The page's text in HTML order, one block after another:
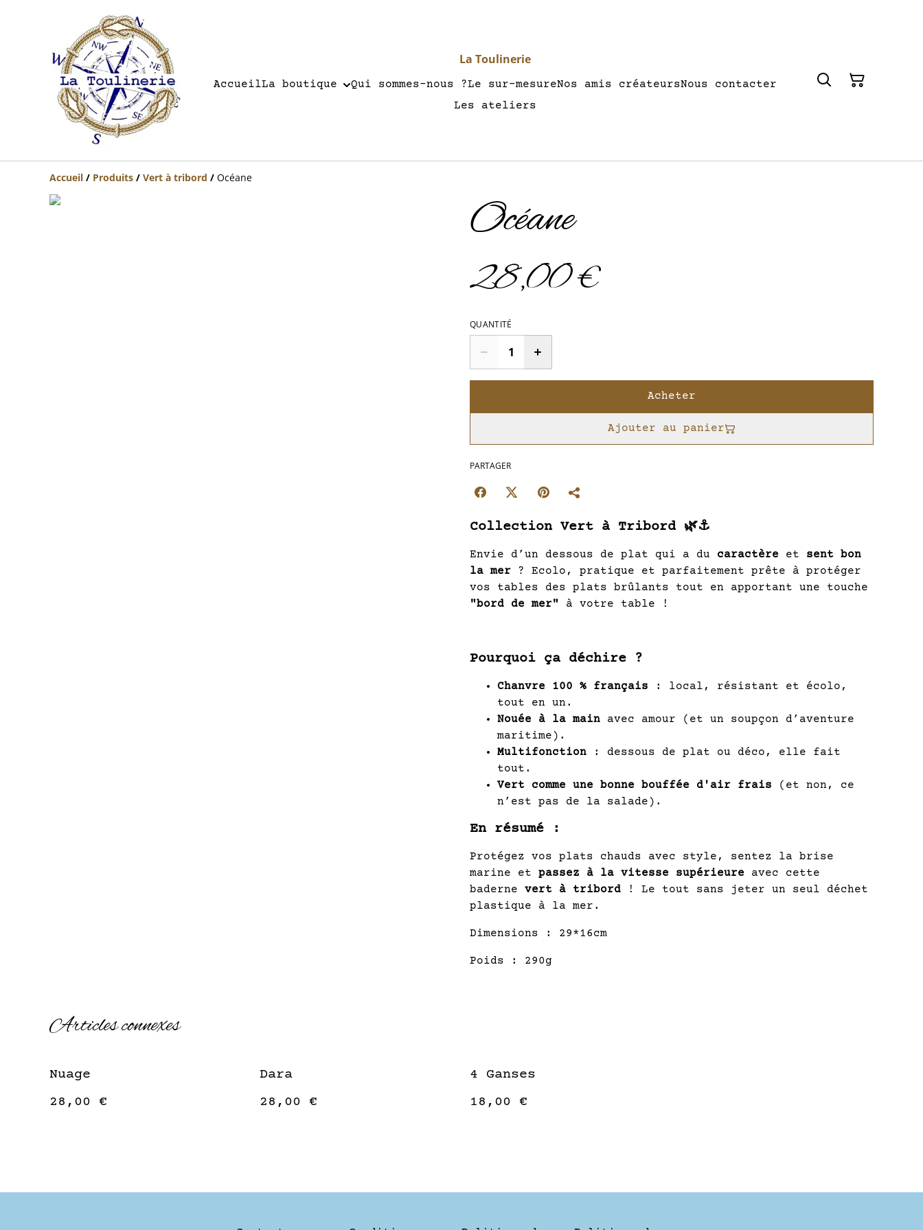
La Toulinerie
AccueilLa boutique Qui sommes-nous ?Le sur-mesureNos amis créateursNous contacter
Les ateliers
Accueil / Produits / Vert à tribord / Océane
Océane
28,00 €
QUANTITÉ
Acheter
Ajouter au panier
PARTAGER
Collection Vert à Tribord 🌿⚓
Envie d’un dessous de plat qui a du caractère et sent bon
la mer ? Ecolo, pratique et parfaitement prête à protéger
vos tables des plats brûlants tout en apportant une touche
"bord de mer" à votre table !
Pourquoi ça déchire ?
Chanvre 100 % français : local, résistant et écolo,
tout en un.
Nouée à la main avec amour (et un soupçon d’aventure
maritime).
Multifonction : dessous de plat ou déco, elle fait
tout.
Vert comme une bonne bouffée d'air frais (et non, ce
n’est pas de la salade).
En résumé :
Protégez vos plats chauds avec style, sentez la brise
marine et passez à la vitesse supérieure avec cette
baderne vert à tribord ! Le tout sans jeter un seul déchet
plastique à la mer.
Dimensions : 29*16cm
Poids : 290g
Articles connexes
Nuage
28,00 €
Dara
28,00 €
4 Ganses
18,00 €